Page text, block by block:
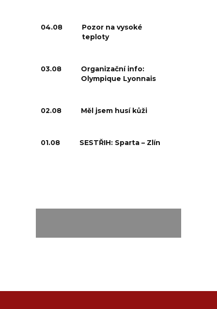
04.08
Pozor na vysoké
teploty
03.08
Organizační info:
Olympique Lyonnais
02.08 Měl jsem husí kůži
01.08 SESTŘIH: Sparta – Zlín